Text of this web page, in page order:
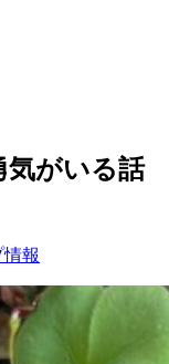
気がいる話
情報